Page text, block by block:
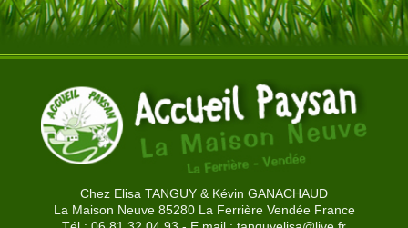
Chez Elisa TANGUY & Kévin GANACHAUD
La Maison Neuve 85280 La Ferrière Vendée France